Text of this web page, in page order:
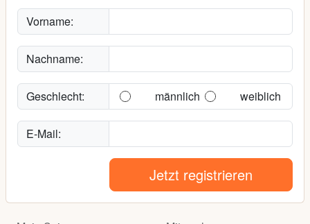
Vorname:
Nachname:
Geschlecht: männlich weiblich
E-Mail:
Jetzt registrieren